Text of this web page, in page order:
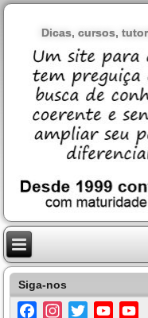
Dicas, cursos,
Siga-nos
FacebookInstagramTwitter